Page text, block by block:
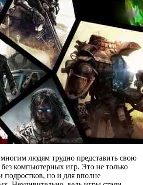
людям трудно представить свою
компьютерных игр. Это не только
подростков, но и для вполне